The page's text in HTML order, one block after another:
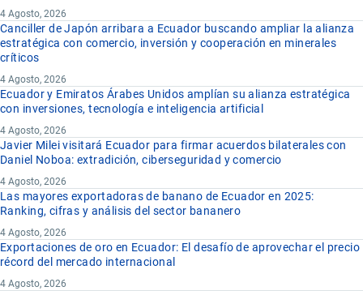
4 Agosto, 2026
Canciller de Japón arribara a Ecuador buscando ampliar la alianza
estratégica con comercio, inversión y cooperación en minerales
críticos
4 Agosto, 2026
Ecuador y Emiratos Árabes Unidos amplían su alianza estratégica
con inversiones, tecnología e inteligencia artificial
4 Agosto, 2026
Javier Milei visitará Ecuador para firmar acuerdos bilaterales con
Daniel Noboa: extradición, ciberseguridad y comercio
4 Agosto, 2026
Las mayores exportadoras de banano de Ecuador en 2025:
Ranking, cifras y análisis del sector bananero
4 Agosto, 2026
Exportaciones de oro en Ecuador: El desafío de aprovechar el precio
récord del mercado internacional
4 Agosto, 2026